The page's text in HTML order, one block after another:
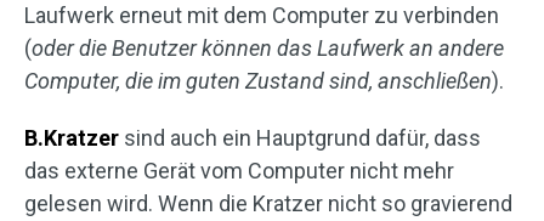
Laufwerk erneut mit dem Computer zu verbinden
(oder die Benutzer können das Laufwerk an andere
Computer, die im guten Zustand sind, anschließen).
B.Kratzer sind auch ein Hauptgrund dafür, dass
das externe Gerät vom Computer nicht mehr
gelesen wird. Wenn die Kratzer nicht so gravierend